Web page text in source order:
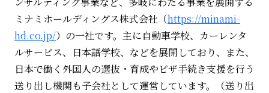
ミナミホールディングス株式会社（https://minami-
hd.co.jp/）の一社です。主に自動車学校、カーレンタ
ルサービス、日本語学校、などを展開しており、また、
日本で働く外国人の選抜・育成やビザ手続き支援を行う
送り出し機関も子会社として運営しています。（送り出